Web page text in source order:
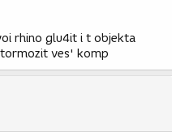
rhino glu4it i t objekta
ves' komp